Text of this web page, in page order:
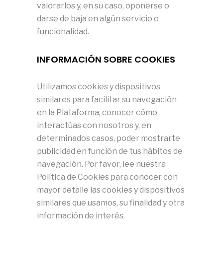
valorarlos y, en su caso, oponerse o
darse de baja en algún servicio o
funcionalidad.
INFORMACIÓN SOBRE COOKIES
Utilizamos cookies y dispositivos
similares para facilitar su navegación
en la Plataforma, conocer cómo
interactúas con nosotros y, en
determinados casos, poder mostrarte
publicidad en función de tus hábitos de
navegación. Por favor, lee nuestra
Política de Cookies para conocer con
mayor detalle las cookies y dispositivos
similares que usamos, su finalidad y otra
información de interés.